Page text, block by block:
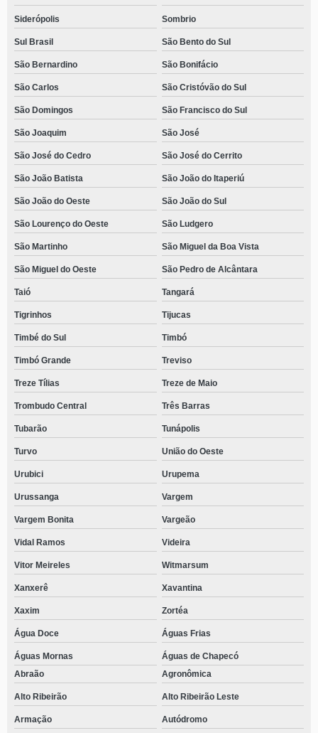
Siderópolis Sombrio
Sul Brasil São Bento do Sul
São Bernardino São Bonifácio
São Carlos São Cristóvão do Sul
São Domingos São Francisco do Sul
São Joaquim São José
São José do Cedro São José do Cerrito
São João Batista São João do Itaperiú
São João do Oeste São João do Sul
São Lourenço do Oeste São Ludgero
São Martinho São Miguel da Boa Vista
São Miguel do Oeste São Pedro de Alcântara
Taió Tangará
Tigrinhos Tijucas
Timbé do Sul Timbó
Timbó Grande Treviso
Treze Tílias Treze de Maio
Trombudo Central Três Barras
Tubarão Tunápolis
Turvo União do Oeste
Urubici Urupema
Urussanga Vargem
Vargem Bonita Vargeão
Vidal Ramos Videira
Vitor Meireles Witmarsum
Xanxerê Xavantina
Xaxim Zortéa
Água Doce Águas Frias
Águas Mornas
Águas de Chapecó
Abraão
Agronômica
Alto Ribeirão Alto Ribeirão Leste
Armação Autódromo